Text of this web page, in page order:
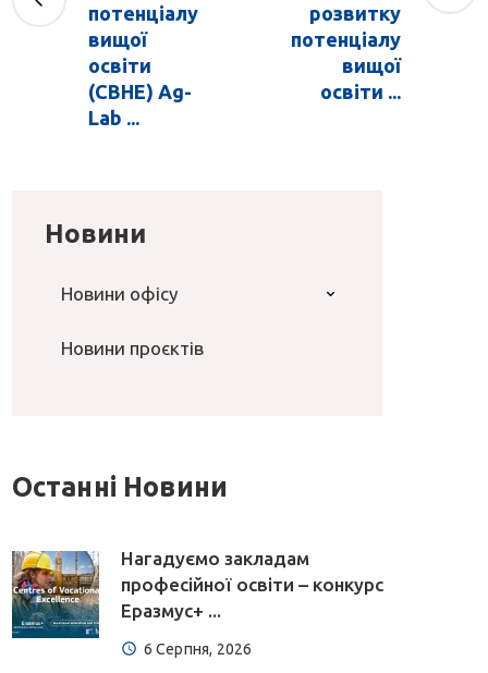
потенціалу
вищої
освіти
(CBHE) Ag-
Lab ...
розвитку
потенціалу
вищої
освіти ...
Новини
Новини офісу
Новини проєктів
Останні Новини
Нагадуємо закладам
професійної освіти – конкурс
Еразмус+ ...
6 Серпня, 2026